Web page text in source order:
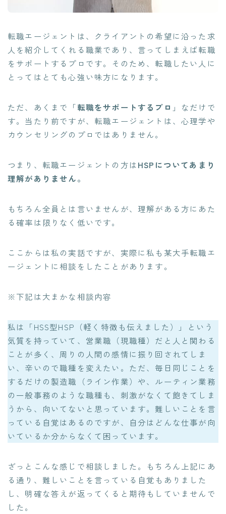
転職エージェントは、クライアントの希望に沿った求
人を紹介してくれる職業であり、言ってしまえば転職
をサポートするプロです。そのため、転職したい人に
とってはとても心強い味方になります。
ただ、あくまで「転職をサポートするプロ 」なだけで
す。当たり前ですが、転職エージェントは、 心理学や
カウンセリングのプロではありません。
つまり、転職エージェントの方はHSPについてあまり
理解がありません。
もちろん全員とは言いませんが、理解がある方にあた
る確率は限りなく低いです。
ここからは私の実話ですが、実際に私も某大手転職エ
ージェントに相談をしたことがあります。
※下記は大まかな相談内容
私は「HSS型HSP（軽く特徴も伝えました）」という
気質を持っていて、営業職（現職種）だと人と関わる
ことが多く、周りの人間の感情に振り回されてしま
い、辛いので職種を変えたい。ただ、毎日同じことを
するだけの製造職（ライン作業）や、ルーティン業務
の一般事務のような職種も、刺激がなくて飽きてしま
うから、向いてないと思っています。難しいことを言
っている自覚はあるのですが、自分はどんな仕事が向
いているか分からなくて困っています。
ざっとこんな感じで相談しました。もちろん上記にあ
る通り、難しいことを言っている自覚もありました
し、明確な答えが返ってくると期待もしていませんで
した。